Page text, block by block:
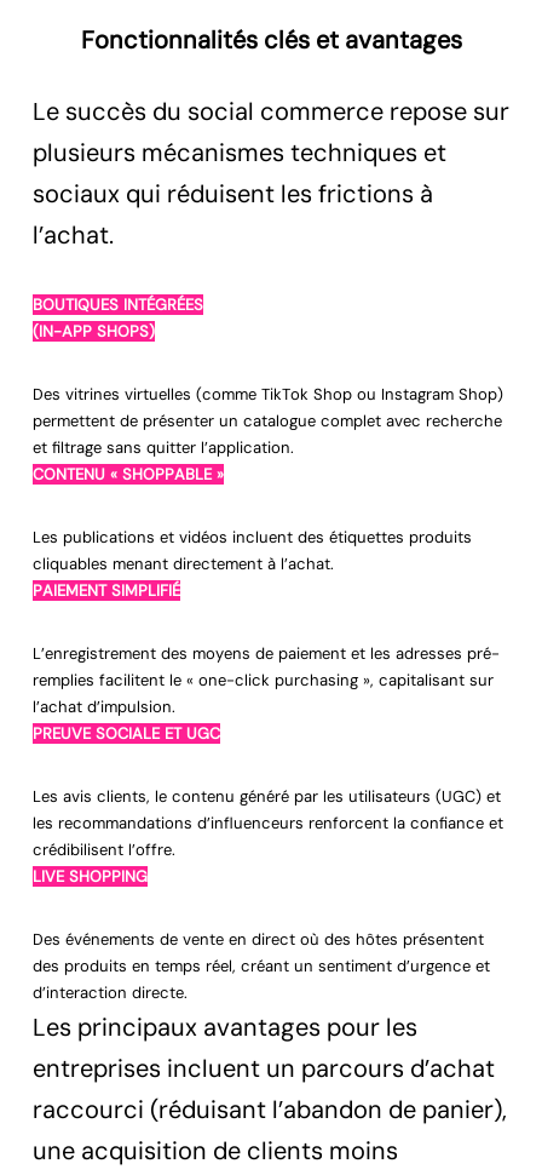
Fonctionnalités clés et avantages
Le succès du social commerce repose sur
plusieurs mécanismes techniques et
sociaux qui réduisent les frictions à
l’achat.
BOUTIQUES INTÉGRÉES
(IN-APP SHOPS)
Des vitrines virtuelles (comme TikTok Shop ou Instagram Shop)
permettent de présenter un catalogue complet avec recherche
et filtrage sans quitter l’application.
CONTENU « SHOPPABLE »
Les publications et vidéos incluent des étiquettes produits
cliquables menant directement à l’achat.
PAIEMENT SIMPLIFIÉ
L’enregistrement des moyens de paiement et les adresses pré-
remplies facilitent le « one-click purchasing », capitalisant sur
l’achat d’impulsion.
PREUVE SOCIALE ET UGC
Les avis clients, le contenu généré par les utilisateurs (UGC) et
les recommandations d’influenceurs renforcent la confiance et
crédibilisent l’offre.
LIVE SHOPPING
Des événements de vente en direct où des hôtes présentent
des produits en temps réel, créant un sentiment d’urgence et
d’interaction directe.
Les principaux avantages pour les
entreprises incluent un parcours d’achat
raccourci (réduisant l’abandon de panier),
une acquisition de clients moins